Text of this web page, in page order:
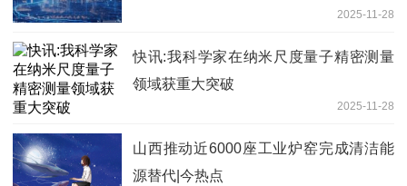
2025-11-28
快讯:我科学家在纳米尺度量子精密测量
领域获重大突破
2025-11-28
山西推动近6000座工业炉窑完成清洁能
源替代|今热点